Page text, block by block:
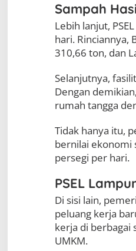
i
h
d
a
n
k
o
n
o
i
B
a
r
Sampah
Lebih lanjut,
hari. Rinciannya,
310,66 ton, dan
Selanjutnya,
Dengan
rumah tangga
Tidak hanya itu,
bernilai ekonomi
persegi per hari.
PSEL
Di sisi lain,
peluang kerja
kerja di berbagai
UMKM.